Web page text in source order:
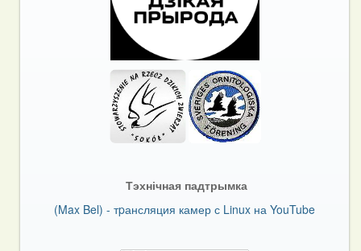
Тэхнічная падтрымка
(Max Bel) - тpансляция камер с Linux на YouTube